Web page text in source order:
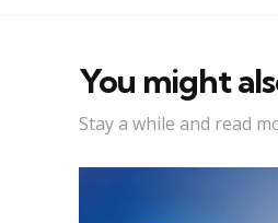
You might
Stay a while and read